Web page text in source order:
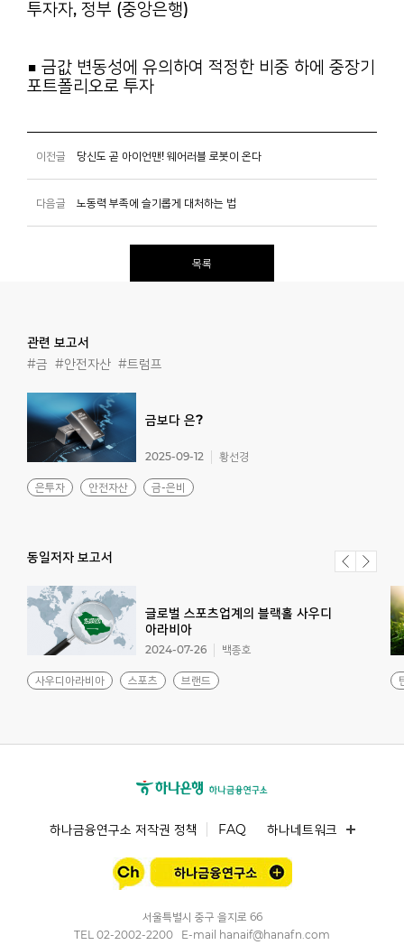
투자자, 정부 (중앙은행)
■ 금값 변동성에 유의하여 적정한 비중 하에 중장기
포트폴리오로 투자
이전글 당신도 곧 아이언맨! 웨어러블 로봇이 온다
다음글 노동력 부족에 슬기롭게 대처하는 법
목록
관련 보고서
#금 #안전자산 #트럼프
금보다 은?
은투자 안전자산 금-은비
2025-09-12 황선경
동일저자 보고서
글로벌 스포츠업계의 블랙홀 사우디
아라비아
사우디아라비아 스포츠 브랜드
2024-07-26 백종호
하나금융연구소 저작권 정책 FAQ 하나네트워크
서울특별시 중구 을지로 66
TEL 02-2002-2200 E-mail hanaif@hanafn.com